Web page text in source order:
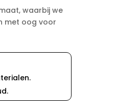
waarbij we
met oog voor